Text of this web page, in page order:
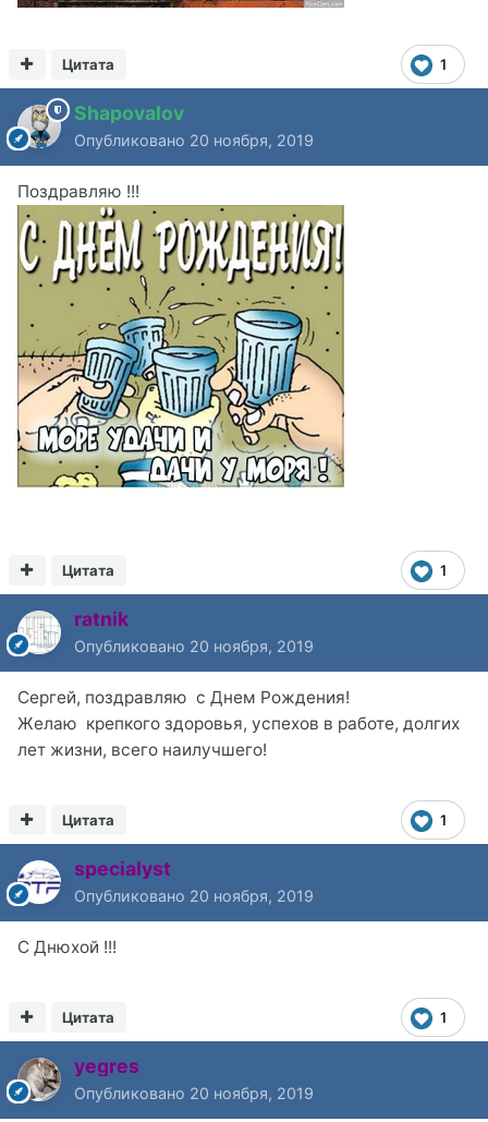
1
Цитата
Shapovalov
Опубликовано 20 ноября, 2019
Поздравляю !!!
1
Цитата
ratnik
Опубликовано 20 ноября, 2019
Сергей, поздравляю с Днем Рождения!
Желаю крепкого здоровья, успехов в работе, долгих
лет жизни, всего наилучшего!
1
Цитата
specialyst
Опубликовано 20 ноября, 2019
С Днюхой !!!
1
Цитата
yegres
Опубликовано 20 ноября, 2019